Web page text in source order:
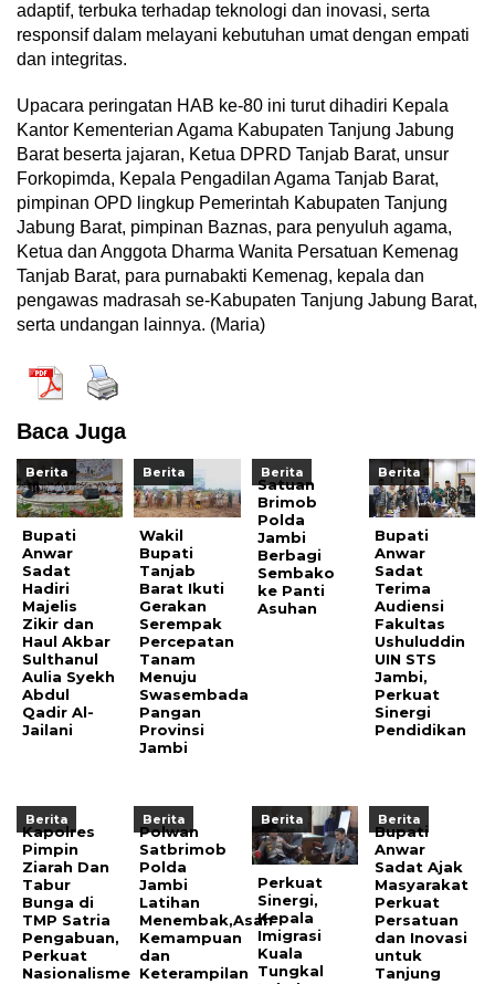
adaptif, terbuka terhadap teknologi dan inovasi, serta
responsif dalam melayani kebutuhan umat dengan empati
dan integritas.
Upacara peringatan HAB ke-80 ini turut dihadiri Kepala
Kantor Kementerian Agama Kabupaten Tanjung Jabung
Barat beserta jajaran, Ketua DPRD Tanjab Barat, unsur
Forkopimda, Kepala Pengadilan Agama Tanjab Barat,
pimpinan OPD lingkup Pemerintah Kabupaten Tanjung
Jabung Barat, pimpinan Baznas, para penyuluh agama,
Ketua dan Anggota Dharma Wanita Persatuan Kemenag
Tanjab Barat, para purnabakti Kemenag, kepala dan
pengawas madrasah se-Kabupaten Tanjung Jabung Barat,
serta undangan lainnya. (Maria)
Baca Juga
Berita
Bupati
Anwar
Sadat
Hadiri
Majelis
Zikir dan
Haul Akbar
Sulthanul
Aulia Syekh
Abdul
Qadir Al-
Jailani
Berita
Wakil
Bupati
Tanjab
Barat Ikuti
Gerakan
Serempak
Percepatan
Tanam
Menuju
Swasembada
Pangan
Provinsi
Jambi
Berita
Satuan
Brimob
Polda
Jambi
Berbagi
Sembako
ke Panti
Asuhan
Berita
Bupati
Anwar
Sadat
Terima
Audiensi
Fakultas
Ushuluddin
UIN STS
Jambi,
Perkuat
Sinergi
Pendidikan
Berita
Kapolres
Pimpin
Ziarah Dan
Tabur
Bunga di
TMP Satria
Pengabuan,
Perkuat
Nasionalisme
Berita
Polwan
Satbrimob
Polda
Jambi
Latihan
Menembak,Asah
Kemampuan
dan
Keterampilan
Berita
Perkuat
Sinergi,
Kepala
Imigrasi
Kuala
Tungkal
Berita
Bupati
Anwar
Sadat Ajak
Masyarakat
Perkuat
Persatuan
dan Inovasi
untuk
Tanjung